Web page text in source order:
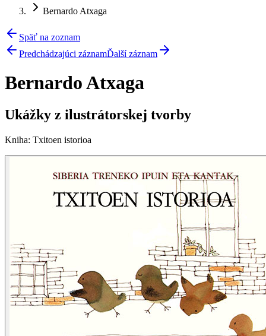
Bernardo Atxaga
Späť na zoznam
Predchádzajúci záznamĎalší záznam
Bernardo Atxaga
Ukážky z ilustrátorskej tvorby
Kniha: Txitoen istorioa